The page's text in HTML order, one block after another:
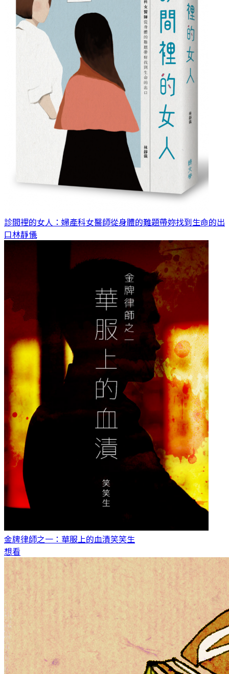
診間裡的女人：婦產科女醫師從身體的難題帶妳找到生命的出
口林靜儀
金牌律師之一：華服上的血漬笑笑生
想看